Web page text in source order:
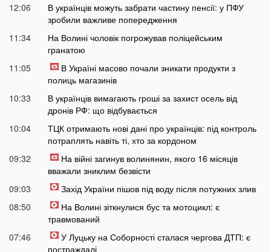
12:06
В українців можуть забрати частину пенсії: у ПФУ
зробили важливе попередження
11:34
На Волині чоловік погрожував поліцейським
гранатою
11:05
В Україні масово почали зникати продукти з
полиць магазинів
10:33
В українців вимагають гроші за захист осель від
дронів РФ: що відбувається
10:04
ТЦК отримають нові дані про українців: під контроль
потраплять навіть ті, хто за кордоном
09:32
На війні загинув волинянин, якого 16 місяців
вважали зниклим безвісти
09:03
Захід України пішов під воду після потужних злив
08:50
На Волині зіткнулися бус та мотоцикл: є
травмований
07:46
У Луцьку на Соборності сталася чергова ДТП: є
постраждалі